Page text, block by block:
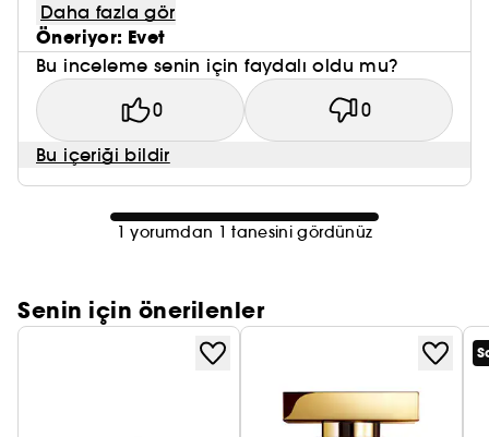
Daha fazla gör
Öneriyor: Evet
Bu inceleme senin için faydalı oldu mu?
0 0
Bu içeriği bildir
1 yorumdan 1 tanesini gördünüz
Senin için önerilenler